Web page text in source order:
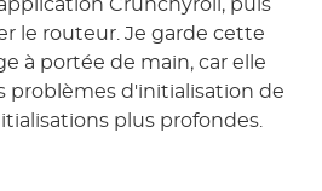
Crunchyroll, puis
le routeur. Je garde cette
à portée de main, car elle
problèmes d'initialisation de
plus profondes.